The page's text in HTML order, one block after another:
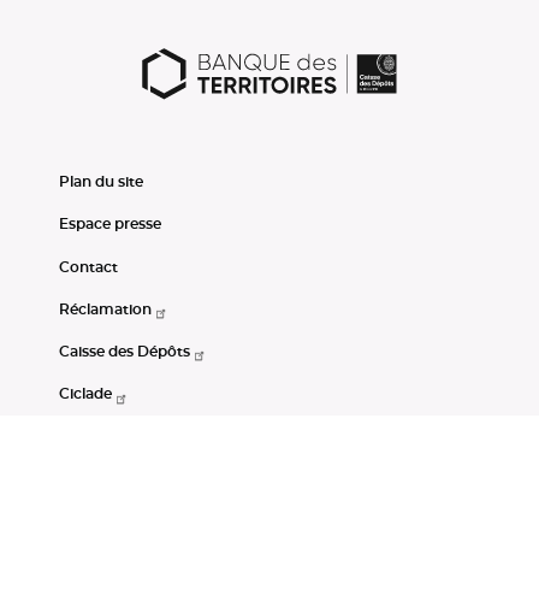
Plan du site
Espace presse
Contact
Réclamation
Caisse des Dépôts
Ciclade